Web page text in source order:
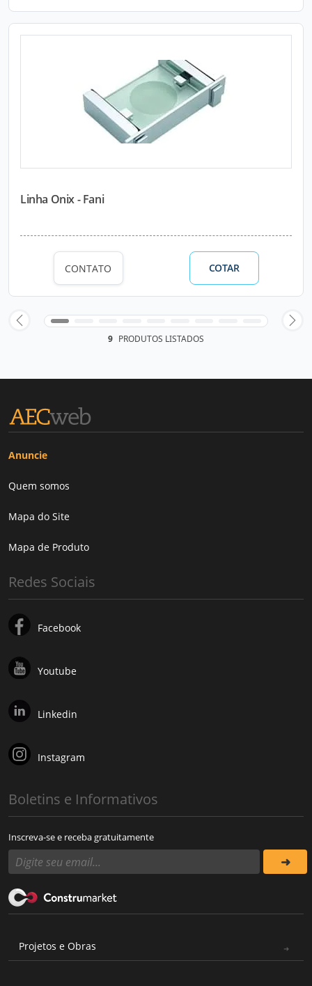
Linha Onix - Fani
CONTATO COTAR
9 PRODUTOS LISTADOS
Anuncie
Quem somos
Mapa do Site
Mapa de Produto
Redes Sociais
Facebook
Youtube
Linkedin
Instagram
Boletins e Informativos
Inscreva-se e receba gratuitamente
Projetos e Obras